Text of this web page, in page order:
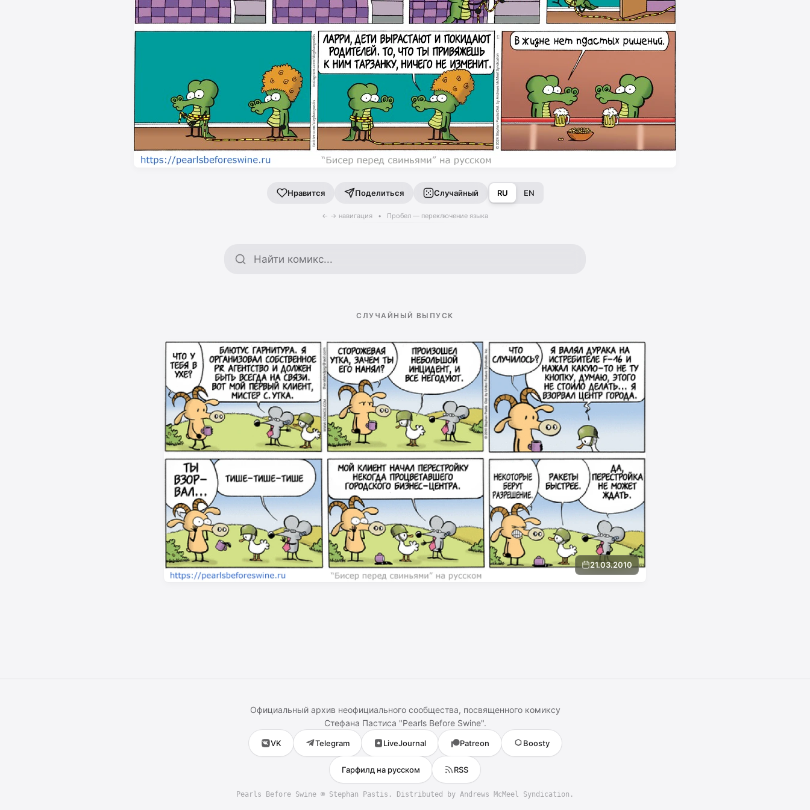
Нравится Поделиться Случайный
← → навигация • Пробел — переключение языка
RU EN
Поиск по архиву
СЛУЧАЙНЫЙ ВЫПУСК
21.03.2010
Официальный архив неофициального сообщества, посвященного комиксу
Стефана Пастиса "Pearls Before Swine".
VK Telegram LiveJournal Patreon Boosty
Гарфилд на русском RSS
Pearls Before Swine © Stephan Pastis . Distributed by Andrews McMeel Syndication.